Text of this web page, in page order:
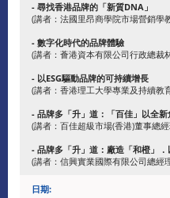
- 尋找香港品牌的「新質DNA」
(講者：法國里昂商學院市場營銷學
- 數字化時代的品牌體驗
​​(講者：薈港資本有限公司行政總裁
- 以ESG驅動品牌的可持續增長
(講者：香港理工大學專業及持續教
- 品牌多「升」道：「百佳」以全
(講者：百佳超級市場(香港)董事總
- 品牌多「升」道：廠造「和橙」
(講者：信興實業國際有限公司總經
日期: